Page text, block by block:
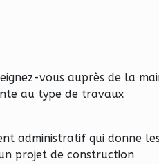
vous auprès de la
au type de travaux
administratif qui donne les
projet de construction